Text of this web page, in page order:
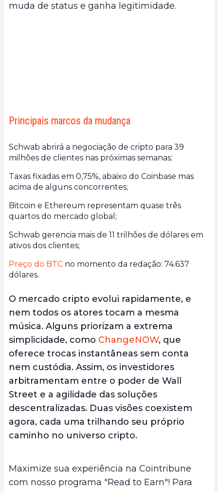
muda de status e ganha legitimidade.
Principais marcos da mudança
Schwab abrirá a negociação de cripto para 39
milhões de clientes nas próximas semanas;
Taxas fixadas em 0,75%, abaixo do Coinbase mas
acima de alguns concorrentes;
Bitcoin e Ethereum representam quase três
quartos do mercado global;
Schwab gerencia mais de 11 trilhões de dólares em
ativos dos clientes;
Preço do BTC no momento da redação: 74.637
dólares.
O mercado cripto evolui rapidamente, e
nem todos os atores tocam a mesma
música. Alguns priorizam a extrema
simplicidade, como ChangeNOW, que
oferece trocas instantâneas sem conta
nem custódia. Assim, os investidores
arbitramentam entre o poder de Wall
Street e a agilidade das soluções
descentralizadas. Duas visões coexistem
agora, cada uma trilhando seu próprio
caminho no universo cripto.
Maximize sua experiência na Cointribune
com nosso programa "Read to Earn"! Para